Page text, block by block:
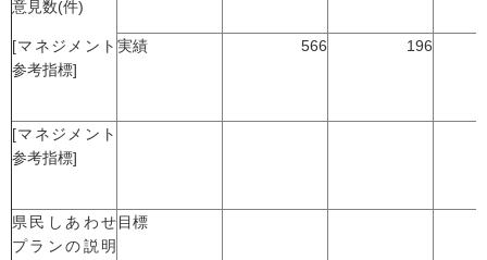
意見数(件)
[マネジメント
参考指標]
実績 566 196
[マネジメント
参考指標]
県民しあわせ
プランの説明
目標